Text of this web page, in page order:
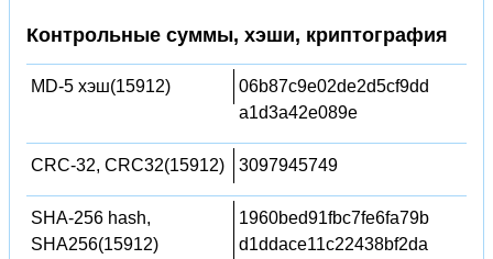
Контрольные суммы, хэши, криптография
MD-5 хэш(15912)
06b87c9e02de2d5cf9dd
a1d3a42e089e
CRC-32, CRC32(15912) 3097945749
SHA-256 hash,
SHA256(15912)
1960bed91fbc7fe6fa79b
d1ddace11c22438bf2da